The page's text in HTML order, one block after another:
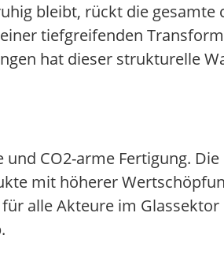
bleibt, rückt die
tiefgreifenden
hat dieser strukturelle
CO2-arme Fertigung.
mit höherer
alle Akteure im